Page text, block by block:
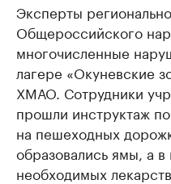
Эксперты
Общероссийского
многочисленные
лагере «Окуневские
ХМАО. Сотрудники
прошли инструктаж
на пешеходных
образовались ямы, а
необходимых лекарств.